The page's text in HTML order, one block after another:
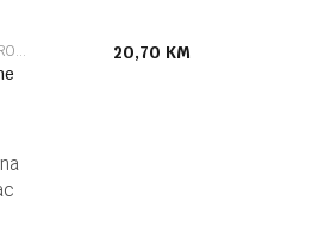
LJUBAVNI ROMAN 20,70 KM